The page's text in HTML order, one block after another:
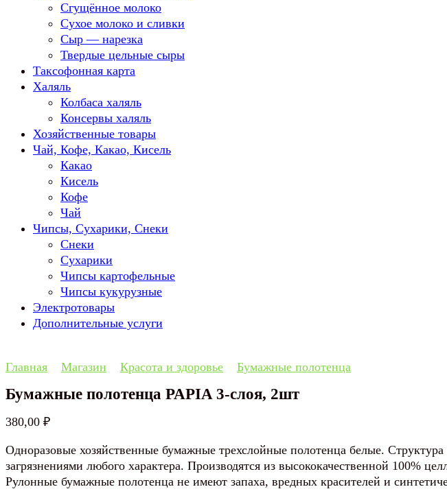
Сгущённое молоко
Сухое молоко и сливки
Сыр — нарезка
Твердые цельные сыры
Таксофонная карта
Халяль
Колбаса халяль
Консервы халяль
Хозяйственные товары
Чай, Кофе, Какао, Кисель
Какао
Кисель
Кофе
Чай
Чипсы, Сухарики, Снеки
Снеки
Сухарики
Чипсы картофельные
Чипсы кукурузные
Электротовары
Дополнительные услуги
Главная Магазин Красота и здоровье Бумажные полотенца
Бумажные полотенца PAPIA 3-слоя, 2шт
380,00 ₽
Одноразовые хозяйственные бумажные трехслойные полотенца белые.
загрязнениями любого характера. Производятся из высококачественной 100%
Рулонные бумажные полотенца не имеют запаха, вредных красителей и